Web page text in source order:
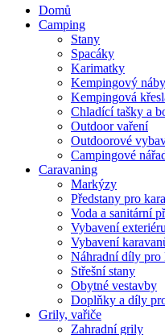
Domů
Camping
Stany
Spacáky
Karimatky
Kempingový
Kempingová
Chladící tašky a
Outdoor vaření
Outdoorové
Campingové
Caravaning
Markýzy
Předstany pro
Voda a sanitární
Vybavení exteriéru
Vybavení
Náhradní díly pro
Střešní stany
Obytné vestavby
Doplňky a díly
Grily, vařiče
Zahradní grily